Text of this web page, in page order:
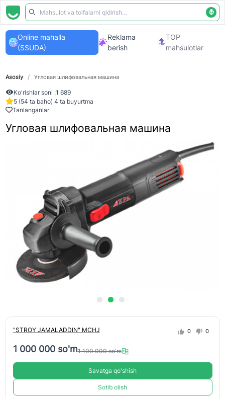
Online mahalla
(SSUDA)
Reklama
berish
TOP
mahsulotlar
Asosiy / Угловая шлифовальная машина
Ko'rishlar soni :1 689
5 (54 ta baho) 4 ta buyurtma
Tanlanganlar
Угловая шлифовальная машина
"STROY JAMALADDIN" MCHJ 0 0
1 000 000 so'm1 100 000 so'm
Savatga qo'shish
Sotib olish